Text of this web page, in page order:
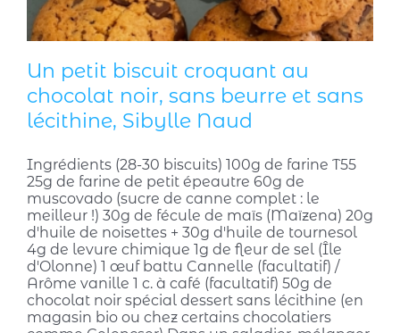
Un petit biscuit croquant au
chocolat noir, sans beurre et sans
lécithine, Sibylle Naud
Ingrédients (28-30 biscuits) 100g de farine T55
25g de farine de petit épeautre 60g de
muscovado (sucre de canne complet : le
meilleur !) 30g de fécule de maïs (Maïzena) 20g
d'huile de noisettes + 30g d'huile de tournesol
4g de levure chimique 1g de fleur de sel (Île
d'Olonne) 1 œuf battu Cannelle (facultatif) /
Arôme vanille 1 c. à café (facultatif) 50g de
chocolat noir spécial dessert sans lécithine (en
magasin bio ou chez certains chocolatiers